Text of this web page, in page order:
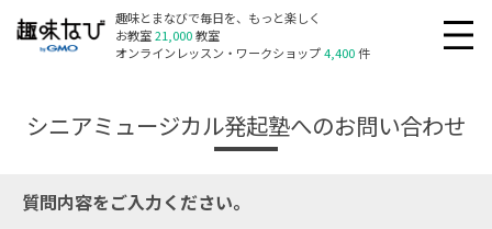
趣味とまなびで毎日を、もっと楽しく
お教室21,000教室
オンラインレッスン・ワークショップ4,400件
シニアミュージカル発起塾へのお問い合わせ
質問内容をご入力ください。